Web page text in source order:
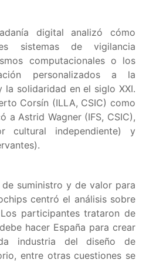
digital analizó cómo
sistemas de vigilancia
computacionales o los
personalizados a la
la solidaridad en el siglo XXI.
Corsín (ILLA, CSIC) como
a Astrid Wagner (IFS, CSIC),
cultural independiente) y
suministro y de valor para
centró el análisis sobre
participantes trataron de
hacer España para crear
industria del diseño de
entre otras cuestiones se